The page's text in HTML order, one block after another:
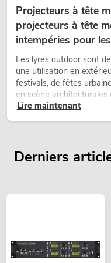
Projecteurs à tête
projecteurs à tête
intempéries pour
Les lyres outdoor sont
une utilisation en
festivals, de fêtes
en scène architecturales
temporaires.
Lire maintenant
Derniers